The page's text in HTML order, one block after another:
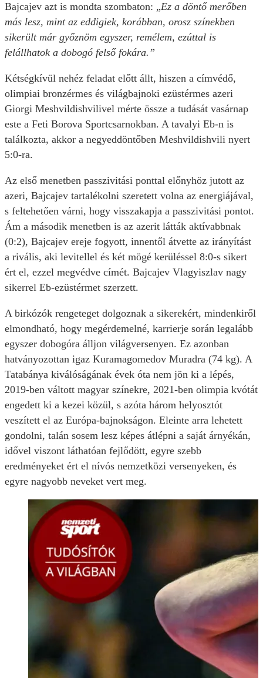
Bajcajev azt is mondta szombaton: „Ez a döntő merőben
más lesz, mint az eddigiek, korábban, orosz színekben
sikerült már győznöm egyszer, remélem, ezúttal is
felállhatok a dobogó felső fokára.”
Kétségkívül nehéz feladat előtt állt, hiszen a címvédő,
olimpiai bronzérmes és világbajnoki ezüstérmes azeri
Giorgi Meshvildishvilivel mérte össze a tudását vasárnap
este a Feti Borova Sportcsarnokban. A tavalyi Eb-n is
találkozta, akkor a negyeddöntőben Meshvildishvili nyert
5:0-ra.
Az első menetben passzivitási ponttal előnyhöz jutott az
azeri, Bajcajev tartalékolni szeretett volna az energiájával,
s feltehetően várni, hogy visszakapja a passzivitási pontot.
Ám a második menetben is az azerit látták aktívabbnak
(0:2), Bajcajev ereje fogyott, innentől átvette az irányítást
a rivális, aki levitellel és két mögé kerüléssel 8:0-s sikert
ért el, ezzel megvédve címét. Bajcajev Vlagyiszlav nagy
sikerrel Eb-ezüstérmet szerzett.
A birkózók rengeteget dolgoznak a sikerekért, mindenkiről
elmondható, hogy megérdemelné, karrierje során legalább
egyszer dobogóra álljon világversenyen. Ez azonban
hatványozottan igaz Kuramagomedov Muradra (74 kg). A
Tatabánya kiválóságának évek óta nem jön ki a lépés,
2019-ben váltott magyar színekre, 2021-ben olimpia kvótát
engedett ki a kezei közül, s azóta három helyosztót
veszített el az Európa-bajnokságon. Eleinte arra lehetett
gondolni, talán sosem lesz képes átlépni a saját árnyékán,
idővel viszont láthatóan fejlődött, egyre szebb
eredményeket ért el nívós nemzetközi versenyeken, és
egyre nagyobb neveket vert meg.